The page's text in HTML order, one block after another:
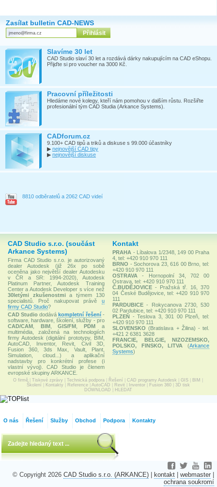
Zasílat bulletin CAD-NEWS
Slavíme 30 let
CAD Studio slaví 30 let a rozdává dárky nakupujícím na CAD eShopu.
Přijďte si pro voucher na 3000 Kč.
Pracovní příležitosti
Hledáme nové kolegy, kteří nám pomohou v dalším růstu. Rozšiřte
profesionální tým CAD Studia (Arkance Systems).
CADforum.cz
9.100+ CAD tipů a triků a diskuse s 99.000 účastníky
▶ nejnovější CAD tipy
▶ nejnovější diskuse
8810 odběratelů a 2062 CAD videí
CAD Studio s.r.o. (součást
Arkance Systems)
Firma CAD Studio s.r.o. je autorizovaný
dealer Autodesk (již 26x po sobě
oceněna jako největší dealer Autodesku
v ČR a SR: 1994-2020), Autodesk
Platinum Partner, Autodesk Training
Center a Autodesk Developer s více než
30letými zkušenostmia týmem 130
specialistů. Proč nakupovat právě u
firmy CAD Studio?
CAD Studio dodává kompletní řešení-
software, hardware, školení, služby - pro
CAD/CAM
BIM ,GIS/FM PDM
a
multimédia, založená na technologiích
firmy Autodesk (digitální prototypy, BIM,
AutoCAD, Inventor, Revit, Civil 3D,
Fusion 360, 3ds Max, Vault, Plant,
Simulation, cloud...) a aplikační
nadstavby pro konkrétní profese (i
vlastní vývoj). CAD Studio je členem
evropské skupiny ARKANCE.
Kontakt
PRAHA - Líbalova 1/2348, 149 00 Praha
4, tel: +420 910 970 111
BRNO - Sochorova 23, 616 00 Brno, tel:
+420 910 970 111
OSTRAVA
- Hornopolní 34, 702 00
Ostrava, tel: +420 910 970 111
Č.BUDĚJOVICE - Pražská tř. 16, 370
04 České Budějovice, tel: +420 910 970
111
PARDUBICE - Rokycanova 2730, 530
02 Pardubice, tel: +420 910 970 111
PLZEŇ
- Teslova 3, 301 00 Plzeň, tel:
+420 910 970 111
SLOVENSKO (Bratislava + Žilina) - tel.
+421 2 6381 3628
FRANCIE, BELGIE, NIZOZEMSKO,
POLSKO, FINSKO, LITVA
(Arkance
Systems)
O firmě Tiskové zprávy Technická podpora Řešení CAD programy Autodesk GIS BIM
Školení
Kontakty Reference| AutoCAD Revit Inventor| Fusion 360| 3D tisk
DOWNLOAD
HLEDAT
O nás Řešení Služby Obchod Podpora Kontakty
© Copyright 2026 CAD Studio s.r.o. (ARKANCE) kontakt webmaster
ochrana soukromí